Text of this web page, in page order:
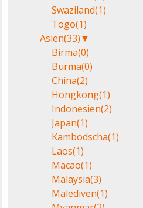
Swaziland(1)
Togo(1)
Asien(33)▼
Birma(0)
Burma(0)
China(2)
Hongkong(1)
Indonesien(2)
Japan(1)
Kambodscha(1)
Laos(1)
Macao(1)
Malaysia(3)
Malediven(1)